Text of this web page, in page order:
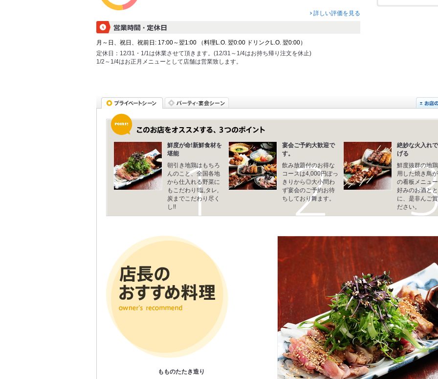
詳しい評価を見る
月～日、祝日、祝前日: 17:00～翌1:00 （料理L.O. 翌0:00 ドリンクL.O. 翌0:00）
定休日： 12/31・1/1は休業させて頂きます。(12/31～1/4はお持ち帰り注文を休止)
1/2～1/4はお正月メニューとして店舗は営業致します。
鮮度が命!新鮮食材を
堪能
朝引き地鶏はもちろ
んのこと、全国各地
から仕入れる野菜に
もこだわり!塩,タレ,
炭までこだわり尽く
し!!
宴会ご予約大歓迎で
す。
飲み放題付のお得な
コースは4,000円ぽっ
きりから◎大小問わ
ず宴会のご予約お待
ちしており舞ます。
絶妙な火入れ
げる
鮮度抜群の地
用した焼き鳥
の看板メニュ
好みのお酒と
に、是非んご
ださい。
もものたたき造り